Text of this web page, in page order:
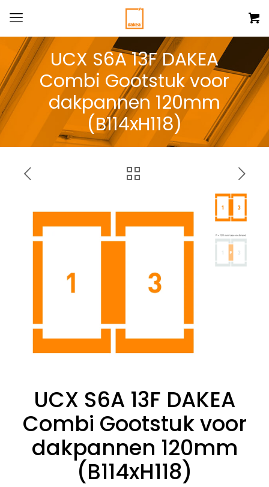
UCX S6A 13F DAKEA
Combi Gootstuk voor
dakpannen 120mm
(B114xH118)
UCX S6A 13F DAKEA
Combi Gootstuk voor
dakpannen 120mm
(B114xH118)